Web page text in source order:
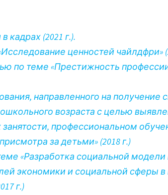
кадрах (2021 г.).
ценностей чайлдфри»
по теме «Престижность
направленного на получение
возраста с целью
профессиональном
за детьми» (2018 г.)
«Разработка социальной
экономики и социальной сферы в
г.)